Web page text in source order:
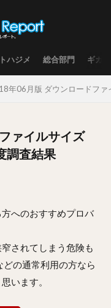
ハジメ 総合部門 ギガ
年06月版 ダウンロードフ
ァイルサイズ
調査結果
へのおすすめプロバ
されてしまう危険も
の通常利用の方なら
います。